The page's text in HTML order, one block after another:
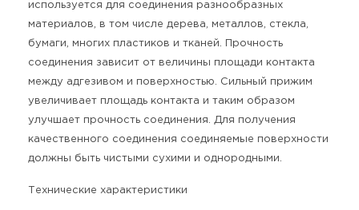
используется для соединения разнообразных
материалов, в том числе дерева, металлов, стекла,
бумаги, многих пластиков и тканей. Прочность
соединения зависит от величины площади контакта
между адгезивом и поверхностью. Сильный прижим
увеличивает площадь контакта и таким образом
улучшает прочность соединения. Для получения
качественного соединения соединяемые поверхности
должны быть чистыми сухими и однородными.
Технические характеристики